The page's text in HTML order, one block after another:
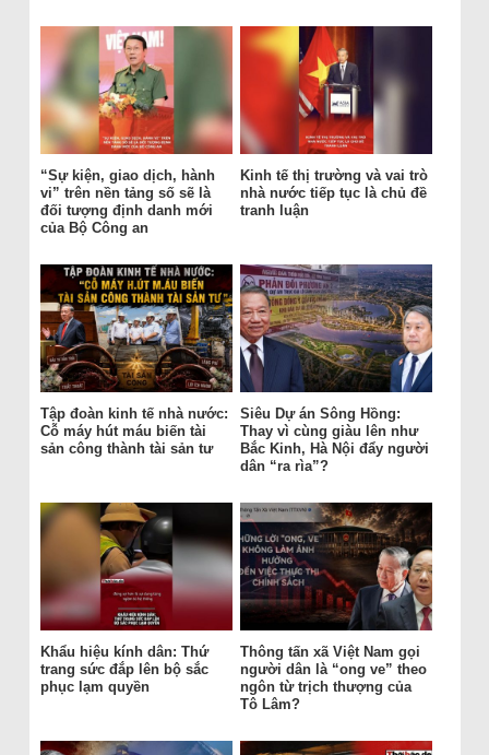
“Sự kiện, giao dịch, hành
vi” trên nền tảng số sẽ là
đối tượng định danh mới
của Bộ Công an
Kinh tế thị trường và vai trò
nhà nước tiếp tục là chủ đề
tranh luận
Tập đoàn kinh tế nhà nước:
Cỗ máy hút máu biến tài
sản công thành tài sản tư
Siêu Dự án Sông Hồng:
Thay vì cùng giàu lên như
Bắc Kinh, Hà Nội đẩy người
dân “ra rìa”?
Khẩu hiệu kính dân: Thứ
trang sức đắp lên bộ sắc
phục lạm quyền
Thông tấn xã Việt Nam gọi
người dân là “ong ve” theo
ngôn từ trịch thượng của
Tô Lâm?